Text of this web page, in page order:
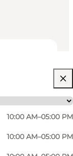
10:00 AM–05:00 PM
10:00 AM–05:00 PM